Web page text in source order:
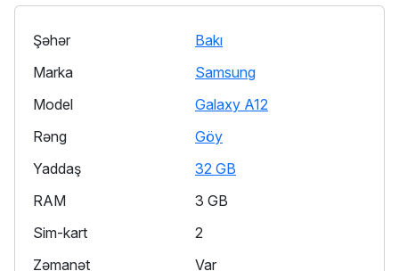
Şəhər
Bakı
Marka
Samsung
Model
Galaxy A12
Rəng
Göy
Yaddaş
32 GB
RAM
3 GB
Sim-kart
2
Zəmanət
Var